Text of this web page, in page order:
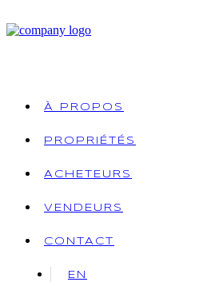
À PROPOS
PROPRIÉTÉS
ACHETEURS
VENDEURS
CONTACT
EN